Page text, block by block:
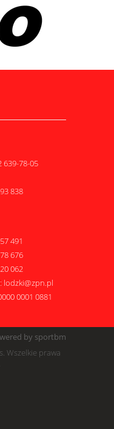
639-78-05
838
491
676
062
lodzki@zpn.pl
0001 0881
by sportbm
Wszelkie prawa